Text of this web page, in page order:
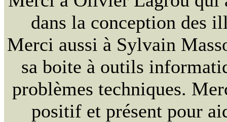
dans la conception des
Merci aussi à Sylvain
sa boite à outils
problèmes techniques.
positif et présent pour